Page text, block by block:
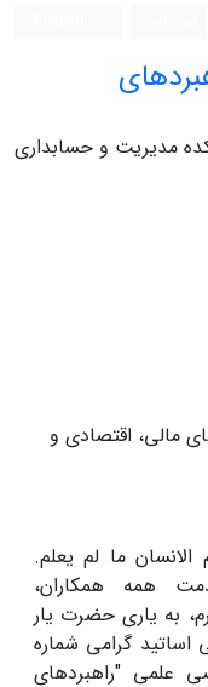
مدیریت و حسابداری
مالی، اقتصادی و
ما لم یعلم.
همه همکاران،
به یاری حضرت یار
اساتید گرامی شماره
تخصصی علمی "راهبردهای